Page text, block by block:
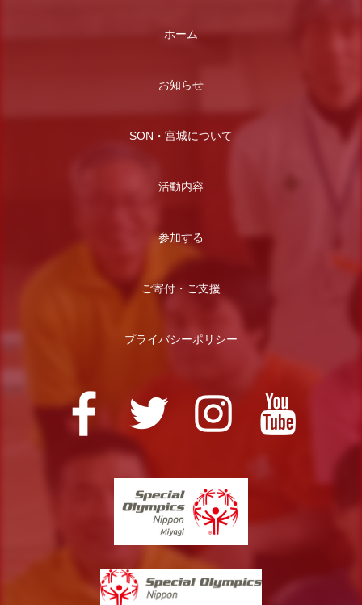
ホーム
お知らせ
SON・宮城について
活動内容
参加する
ご寄付・ご支援
プライバシーポリシー